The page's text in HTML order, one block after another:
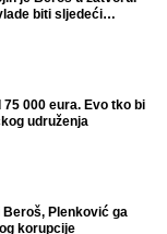
biti sljedeći
000 eura. Evo tko bi
udruženja
Plenković ga
korupcije